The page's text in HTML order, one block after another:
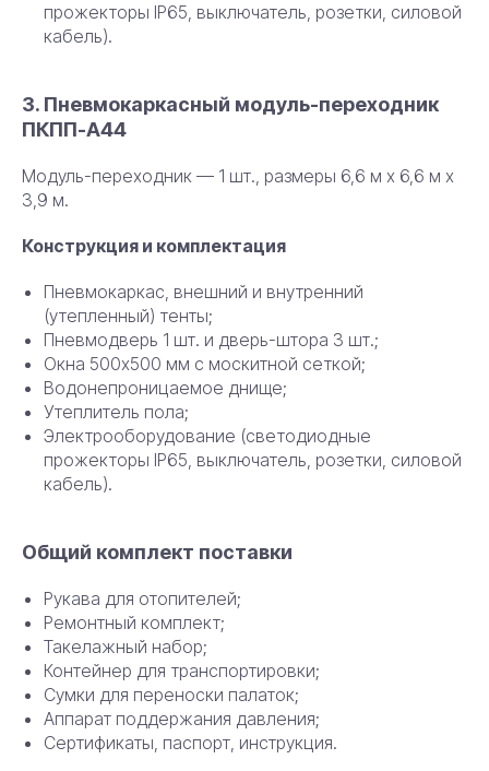
прожекторы IP65, выключатель, розетки, силовой
кабель).
3. Пневмокаркасный модуль-переходник
ПКПП-А44
Модуль-переходник — 1 шт., размеры 6,6 м х 6,6 м х
3,9 м.
Конструкция и комплектация
Пневмокаркас, внешний и внутренний
(утепленный) тенты;
Пневмодверь 1 шт. и дверь-штора 3 шт.;
Окна 500х500 мм с москитной сеткой;
Водонепроницаемое днище;
Утеплитель пола;
Электрооборудование (светодиодные
прожекторы IP65, выключатель, розетки, силовой
кабель).
Общий комплект поставки
Рукава для отопителей;
Ремонтный комплект;
Такелажный набор;
Контейнер для транспортировки;
Сумки для переноски палаток;
Аппарат поддержания давления;
Сертификаты, паспорт, инструкция.